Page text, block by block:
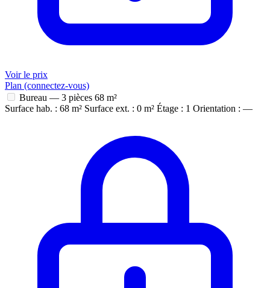
Voir le prix
Plan (connectez-vous)
Bureau — 3 pièces 68 m²
Surface hab. : 68 m² Surface ext. : 0 m² Étage : 1 Orientation : —